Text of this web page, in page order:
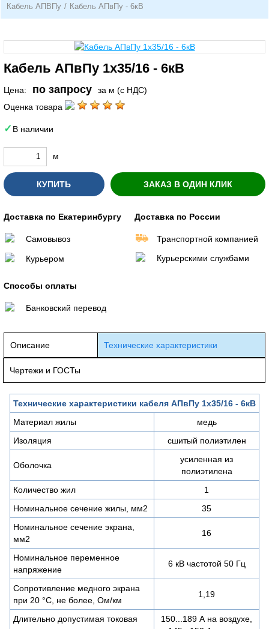
Кабель АПВПу / Кабель АПвПу - 6кВ
Кабель АПвПу 1х35/16 - 6кВ
Цена: по запросу
за м (с НДС)
Оценка товара
В наличии
м
КУПИТЬ ЗАКАЗ В ОДИН КЛИК
Доставка по Екатеринбургу
Самовывоз
Курьером
Доставка по России
Транспортной компанией
Курьерскими службами
Способы оплаты
Банковский перевод
Описание Технические характеристики
Чертежи и ГОСТы
Технические характеристики кабеля АПвПу 1х35/16 - 6кВ
Материал жилы
медь
Изоляция
сшитый полиэтилен
Оболочка
усиленная из
полиэтилена
Количество жил
1
Номинальное сечение жилы, мм2
35
Номинальное сечение экрана,
мм2
16
Номинальное переменное
напряжение
6 кВ частотой 50 Гц
Сопротивление медного экрана
при 20 °С, не более, Ом/км
1,19
Длительно допустимая токовая
150...189 А на воздухе,